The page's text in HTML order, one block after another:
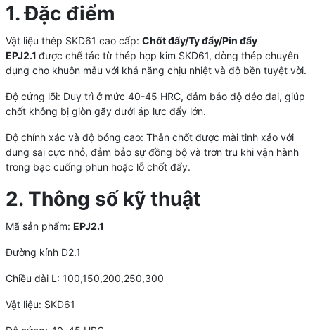
1. Đặc điểm
Vật liệu thép SKD61 cao cấp: Chốt đẩy/Ty đẩy/Pin đẩy
EPJ2.1 được chế tác từ thép hợp kim SKD61, dòng thép chuyên
dụng cho khuôn mẫu với khả năng chịu nhiệt và độ bền tuyệt vời.
Độ cứng lõi: Duy trì ở mức 40-45 HRC, đảm bảo độ dẻo dai, giúp
chốt không bị giòn gãy dưới áp lực đẩy lớn.
Độ chính xác và độ bóng cao: Thân chốt được mài tinh xảo với
dung sai cực nhỏ, đảm bảo sự đồng bộ và trơn tru khi vận hành
trong bạc cuống phun hoặc lỗ chốt đẩy.
2. Thông số kỹ thuật
Mã sản phẩm: EPJ2.1
Đường kính D2.1
Chiều dài L: 100,150,200,250,300
Vật liệu: SKD61